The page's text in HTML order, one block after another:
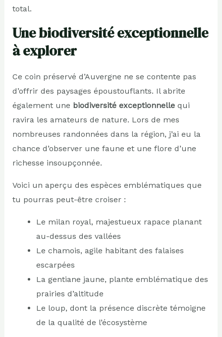
total.
Une biodiversité exceptionnelle
à explorer
Ce coin préservé d’Auvergne ne se contente pas
d’offrir des paysages époustouflants. Il abrite
également une biodiversité exceptionnellequi
ravira les amateurs de nature. Lors de mes
nombreuses randonnées dans la région, j’ai eu la
chance d’observer une faune et une flore d’une
richesse insoupçonnée.
Voici un aperçu des espèces emblématiques que
tu pourras peut-être croiser :
Le milan royal, majestueux rapace planant
au-dessus des vallées
Le chamois, agile habitant des falaises
escarpées
La gentiane jaune, plante emblématique des
prairies d’altitude
Le loup, dont la présence discrète témoigne
de la qualité de l’écosystème